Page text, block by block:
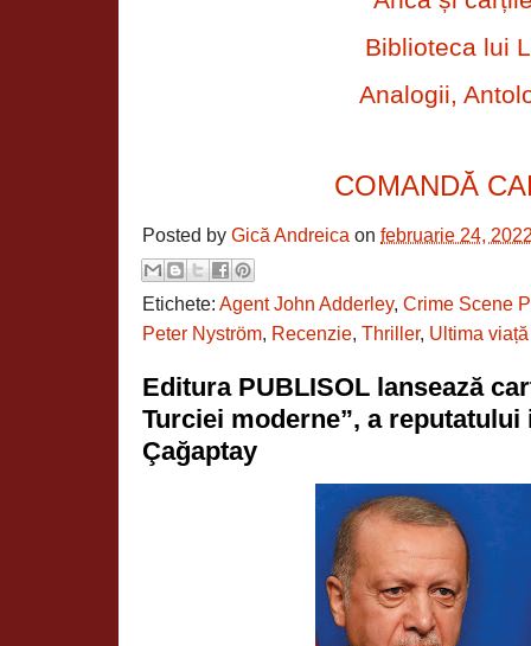
Biblioteca lui
Analogii,
COMANDĂ
Posted by Gică Andreica on februarie 24,
Etichete: Agent John Adderley, Crime Scene
Peter Nyström, Recenzie, Thriller, Ultima viață
Editura PUBLISOL lansează
Turciei moderne”, a
Çağaptay